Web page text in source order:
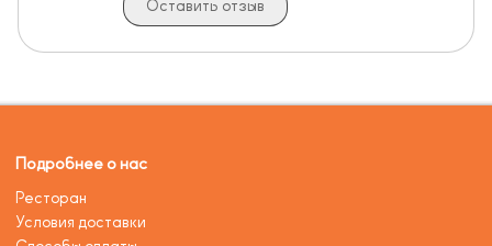
Оставить отзыв
Подробнее о нас
Ресторан
Условия доставки